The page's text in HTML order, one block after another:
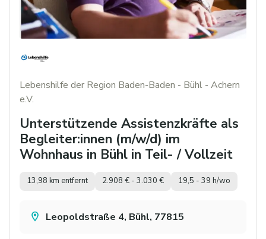
Lebenshilfe der Region Baden-Baden - Bühl - Achern
e.V.
Unterstützende Assistenzkräfte als
Begleiter:innen (m/w/d) im
Wohnhaus in Bühl in Teil- / Vollzeit
13,98 km entfernt 2.908 € - 3.030 € 19,5 - 39 h/wo
Leopoldstraße 4, Bühl, 77815